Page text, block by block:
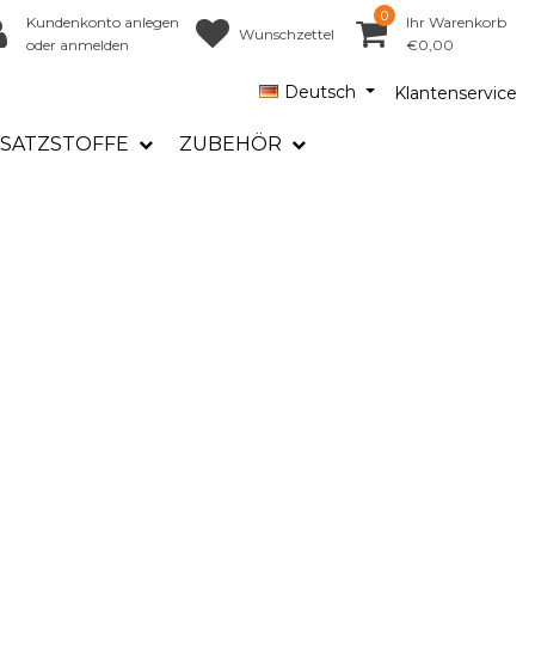
Kundenkonto anlegen
oder anmelden
Wunschzettel
0
Ihr Warenkorb
€0,00
Deutsch Klantenservice
ZUBEHÖR